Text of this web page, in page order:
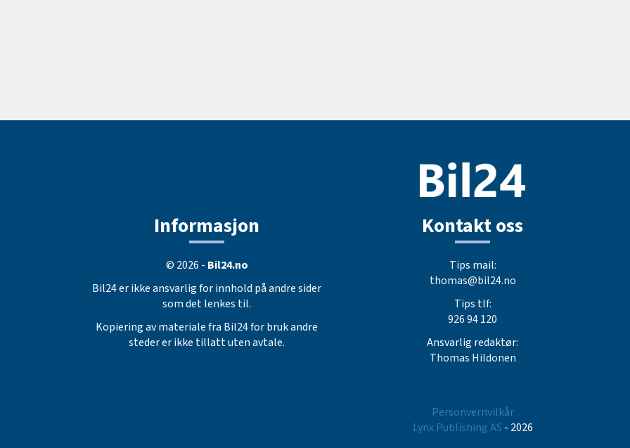
Informasjon
© 2026 - Bil24.no
Bil24 er ikke ansvarlig for innhold på andre sider
som det lenkes til.
Kopiering av materiale fra Bil24 for bruk andre
steder er ikke tillatt uten avtale.
Kontakt oss
Tips mail:
thomas@bil24.no
Tips tlf:
926 94 120
Ansvarlig redaktør:
Thomas Hildonen
Personvernvilkår
Lynx Publishing AS - 2026